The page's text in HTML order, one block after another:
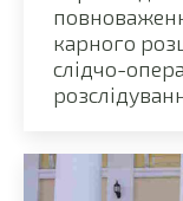
карного
слідчо-